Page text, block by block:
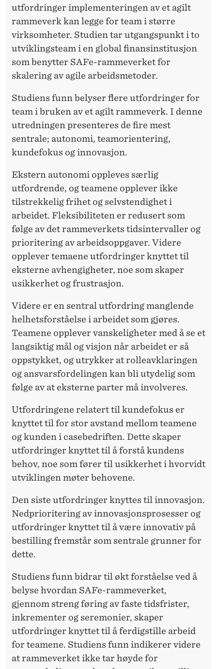
utfordringer implementeringen av et agilt
rammeverk kan legge for team i større
virksomheter. Studien tar utgangspunkt i to
utviklingsteam i en global finansinstitusjon
som benytter SAFe-rammeverket for
skalering av agile arbeidsmetoder.
Studiens funn belyser flere utfordringer for
team i bruken av et agilt rammeverk. I denne
utredningen presenteres de fire mest
sentrale; autonomi, teamorientering,
kundefokus og innovasjon.
Ekstern autonomi oppleves særlig
utfordrende, og teamene opplever ikke
tilstrekkelig frihet og selvstendighet i
arbeidet. Fleksibiliteten er redusert som
følge av det rammeverkets tidsintervaller og
prioritering av arbeidsoppgaver. Videre
opplever temaene utfordringer knyttet til
eksterne avhengigheter, noe som skaper
usikkerhet og frustrasjon.
Videre er en sentral utfordring manglende
helhetsforståelse i arbeidet som gjøres.
Teamene opplever vanskeligheter med å se et
langsiktig mål og visjon når arbeidet er så
oppstykket, og utrykker at rolleavklaringen
og ansvarsfordelingen kan bli utydelig som
følge av at eksterne parter må involveres.
Utfordringene relatert til kundefokus er
knyttet til for stor avstand mellom teamene
og kunden i casebedriften. Dette skaper
utfordringer knyttet til å forstå kundens
behov, noe som fører til usikkerhet i hvorvidt
utviklingen møter behovene.
Den siste utfordringer knyttes til innovasjon.
Nedprioritering av innovasjonsprosesser og
utfordringer knyttet til å være innovativ på
bestilling fremstår som sentrale grunner for
dette.
Studiens funn bidrar til økt forståelse ved å
belyse hvordan SAFe-rammeverket,
gjennom streng føring av faste tidsfrister,
inkrementer og seremonier, skaper
utfordringer knyttet til å ferdigstille arbeid
for teamene. Studiens funn indikerer videre
at rammeverket ikke tar høyde for